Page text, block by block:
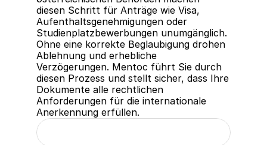
diesen Schritt für Anträge wie Visa,
Aufenthaltsgenehmigungen oder
Studienplatzbewerbungen unumgänglich.
Ohne eine korrekte Beglaubigung drohen
Ablehnung und erhebliche
Verzögerungen. Mentoc führt Sie durch
diesen Prozess und stellt sicher, dass Ihre
Dokumente alle rechtlichen
Anforderungen für die internationale
Anerkennung erfüllen.